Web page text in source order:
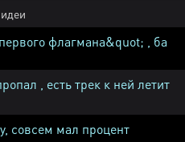
флагмана&quot; , ба
, есть трек к ней летит
совсем мал процент